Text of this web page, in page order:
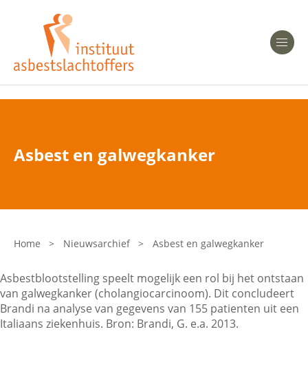
Heeft u Mesothelioom?
Heeft u Asbestose?
Bent u arts?
Asbest en Gezondheid
Laatste nieuws
Veelgestelde vragen
Asbest en galwegkanker
Home > Nieuwsarchief > Asbest en galwegkanker
Asbestblootstelling speelt mogelijk een rol bij het ontstaan
van galwegkanker (cholangiocarcinoom). Dit concludeert
Brandi na analyse van gegevens van 155 patienten uit een
Italiaans ziekenhuis. Bron: Brandi, G. e.a. 2013.